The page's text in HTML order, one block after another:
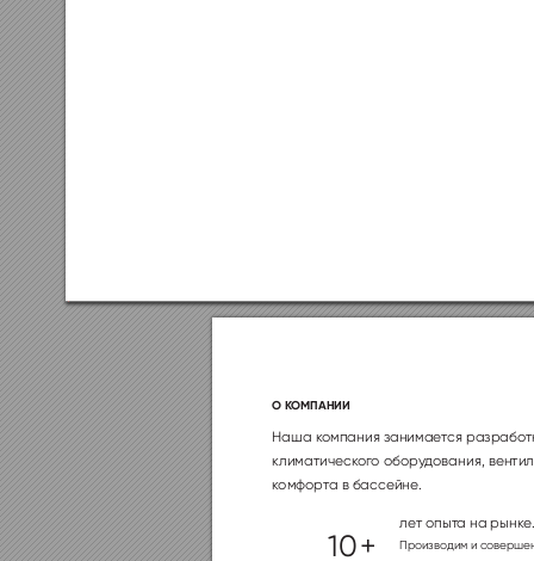
Наша компания занимается разрабо
климатического оборудования,
комфорта в бассейне.
лет опыта на рынке.
Производим и с
О КОМПАНИИ
10 +